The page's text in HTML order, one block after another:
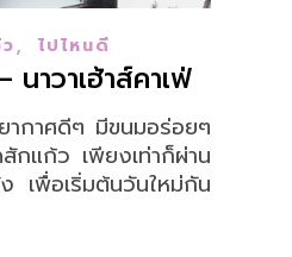
, ไปไหนดี
าวาเฮ้าส์คาเฟ่
ากาศดีๆ มีขนมอร่อยๆ
กแก้ว เพียงเท่าก็ผ่าน
เพื่อเริ่มต้นวันใหม่กัน